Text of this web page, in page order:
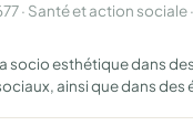
· Santé et action sociale
socio esthétique dans
ainsi que dans des